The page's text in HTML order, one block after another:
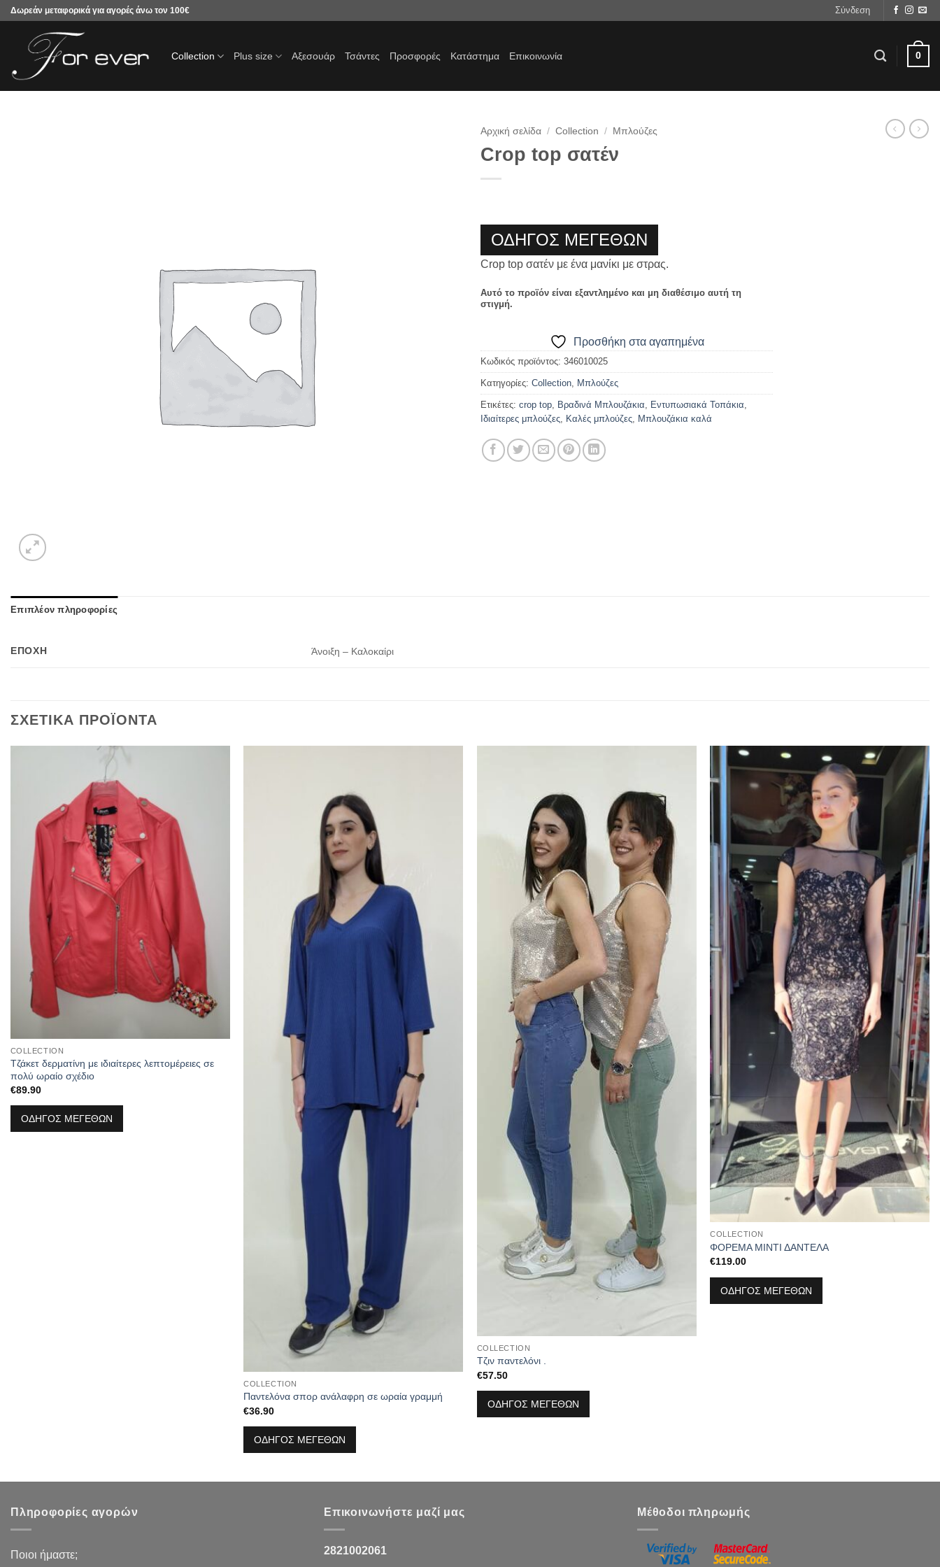
Μετάβαση
περιεχόμενο
Δωρεάν μεταφορικά για αγορές άνω τον 100€ Σύνδεση
Collection Plus size Αξεσουάρ Τσάντες Προσφορές Κατάστημα Επικοινωνία 0
Αρχική σελίδα / Collection / Μπλούζες
Crop top σατέν
ΟΔΗΓΟΣ ΜΕΓΕΘΩΝ
Crop top σατέν με ένα μανίκι με στρας.
Αυτό το προϊόν είναι εξαντλημένο και μη διαθέσιμο αυτή τη
στιγμή.
Προσθήκη στα αγαπημένα
Κωδικός προϊόντος: 346010025
Κατηγορίες: Collection, Μπλούζες
Ετικέτες: crop top, Βραδινά Μπλουζάκια, Εντυπωσιακά Τοπάκια,
Ιδιαίτερες μπλούζες, Καλές μπλούζες, Μπλουζάκια καλά
Επιπλέον πληροφορίες
ΕΠΟΧΉ Άνοιξη – Καλοκαίρι
ΣΧΕΤΙΚΆ ΠΡΟΪΌΝΤΑ
COLLECTION
Τζάκετ δερματίνη με ιδιαίτερες λεπτομέρειες σε
πολύ ωραίο σχέδιο
€89.90
ΟΔΗΓΟΣ ΜΕΓΕΘΩΝ
COLLECTION
Παντελόνα σπορ ανάλαφρη σε ωραία γραμμή
€36.90
ΟΔΗΓΟΣ ΜΕΓΕΘΩΝ
στα
αγαπημένα
COLLECTION
Τζιν παντελόνι .
€57.50
ΟΔΗΓΟΣ ΜΕΓΕΘΩΝ
Προσθήκη
αγαπημένα
COLLECTION
ΦΟΡΕΜΑ ΜΙΝΤΙ ΔΑΝΤΕΛΑ
€119.00
ΟΔΗΓΟΣ ΜΕΓΕΘΩΝ
Πληροφορίες αγορών
Ποιοι ήμαστε;
Επικοινωνήστε μαζί μας
2821002061
Μέθοδοι πληρωμής